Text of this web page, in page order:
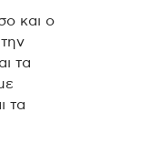
και o
τα
τα